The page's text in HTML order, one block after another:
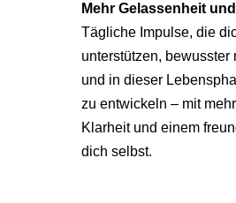
Mehr Gelassenheit
Tägliche Impulse, die
unterstützen, bewusster
und in dieser
zu entwickeln – mit
Klarheit und einem
dich selbst.